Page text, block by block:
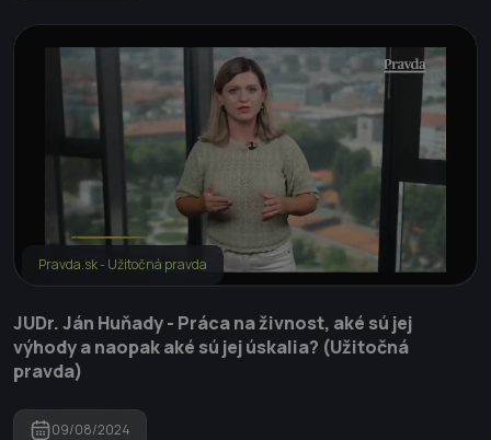
Pravda.sk - Užitočná pravda
JUDr. Ján Huňady - Práca na živnost, aké sú jej
výhody a naopak aké sú jej úskalia? (Užitočná
pravda)
09/08/2024